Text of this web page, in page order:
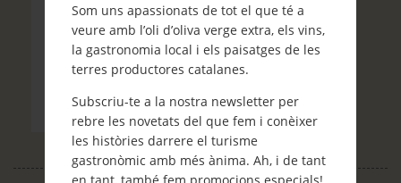
Som uns apassionats de tot el que té a
veure amb l’oli d’oliva verge extra, els vins,
la gastronomia local i els paisatges de les
terres productores catalanes.
Subscriu-te a la nostra newsletter per
rebre les novetats del que fem i conèixer
les històries darrere el turisme
gastronòmic amb més ànima. Ah, i de tant